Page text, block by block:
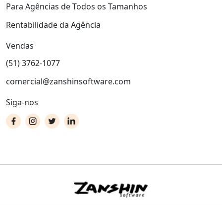
Para Agências de Todos os Tamanhos
Rentabilidade da Agência
Vendas
(51) 3762-1077
comercial@zanshinsoftware.com
Siga-nos